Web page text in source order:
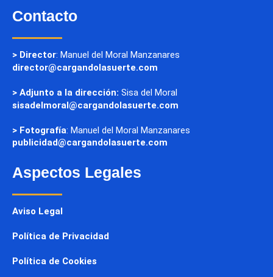
Contacto
> Director: Manuel del Moral Manzanares
director@cargandolasuerte.com
> Adjunto a la dirección: Sisa del Moral
sisadelmoral@cargandolasuerte.com
> Fotografía: Manuel del Moral Manzanares
publicidad@cargandolasuerte.com
Aspectos Legales
Aviso Legal
Política de Privacidad
Política de Cookies